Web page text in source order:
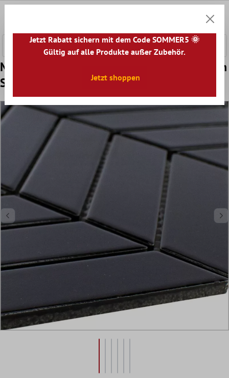
Muster von Keramik Mosaik Fliesen Elbistan
Schwarz Matt
Jetzt Rabatt sichern mit dem Code SOMMER5 🌞
Gültig auf alle Produkte außer Zubehör.
Jetzt shoppen